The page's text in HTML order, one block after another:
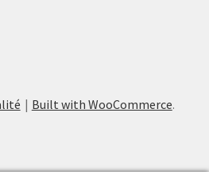
Built with WooCommerce.